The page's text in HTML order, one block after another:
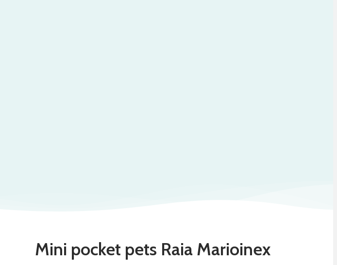
Mini pocket pets Raia Marioinex